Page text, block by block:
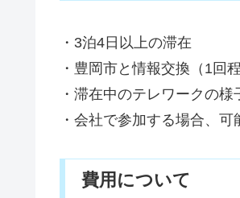
・3泊4日以上の滞在
・豊岡市と情報交換（1回
・滞在中のテレワークの
・会社で参加する場合、
費用について